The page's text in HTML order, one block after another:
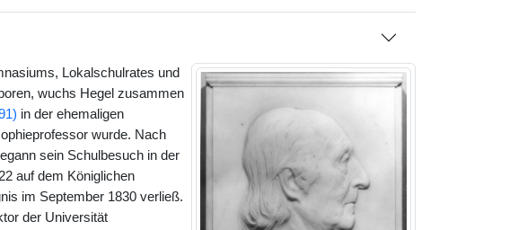
Lokalschulrates und
wuchs Hegel zusammen
in der ehemaligen
wurde. Nach
sein Schulbesuch in der
auf dem Königlichen
im September 1830 verließ.
der Universität